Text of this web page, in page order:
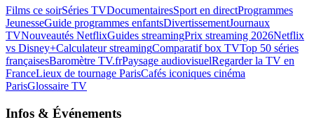
Films ce soirSéries TVDocumentairesSport en directProgrammes
JeunesseGuide programmes enfantsDivertissementJournaux
TVNouveautés NetflixGuides streamingPrix streaming 2026Netflix
vs Disney+Calculateur streamingComparatif box TVTop 50 séries
françaisesBaromètre TV.frPaysage audiovisuelRegarder la TV en
FranceLieux de tournage ParisCafés iconiques cinéma
ParisGlossaire TV
Infos & Événements